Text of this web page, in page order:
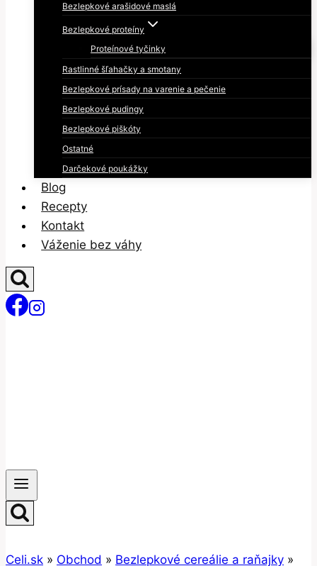
Bezlepkové arašidové maslá
Bezlepkové proteíny
Proteínové tyčinky
Rastlinné šľahačky a smotany
Bezlepkové prísady na varenie a pečenie
Bezlepkové pudingy
Bezlepkové piškóty
Ostatné
Darčekové poukážky
Blog
Recepty
Kontakt
Váženie bez váhy
Celi.sk » Obchod » Bezlepkové cereálie a raňajky »